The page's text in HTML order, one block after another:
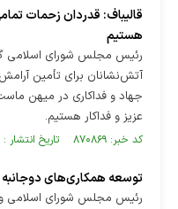
قالیباف: قدردان زحمات
هستیم
رئیس مجلس شورای اسلامی
آتش‌نشانان برای تأمین
جهاد و فداکاری در میهن
عزیز و فداکار هستیم.
کد خبر: ۸۷۰۸۶۹ تاریخ انتشار : ۱۴۰۲/۰۷/۰۹
توسعه همکاری‌های دوجانبه
رئیس مجلس شورای اسلامی و